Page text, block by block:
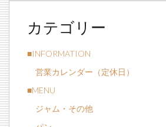
カテゴリー
■INFORMATION
営業カレンダー（定休日）
■MENU
ジャム・その他